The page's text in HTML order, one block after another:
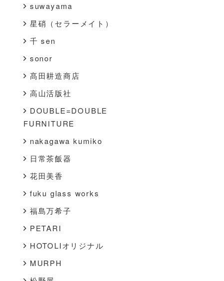
suwayama
星硝（セラーメイト）
千 sen
sonor
髙田耕造商店
高山活版社
DOUBLE=DOUBLE
FURNITURE
nakagawa kumiko
日常茶飯器
花田美香
fuku glass works
福島万希子
PETARI
HOTOLIオリジナル
MURPH